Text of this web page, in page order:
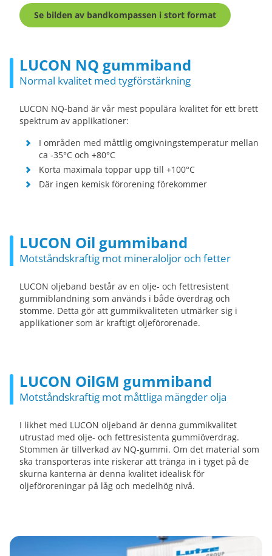
Se bilden av bandkompassen i stort format
LUCON NQ gummiband
Normal kvalitet med tygförstärkning
LUCON NQ-band är vår mest populära kvalitet för ett brett
spektrum av applikationer:
I områden med måttlig omgivningstemperatur mellan
ca -35°C och +80°C
Korta maximala toppar upp till +100°C
Där ingen kemisk förorening förekommer
LUCON Oil gummiband
Motståndskraftig mot mineraloljor och fetter
LUCON oljeband består av en olje- och fettresistent
gummiblandning som används i både överdrag och
stomme. Detta gör att gummikvaliteten utmärker sig i
applikationer som är kraftigt oljeförorenade.
LUCON OilGM gummiband
Motståndskraftig mot måttliga mängder olja
I likhet med LUCON oljeband är denna gummikvalitet
utrustad med olje- och fettresistenta gummiöverdrag.
Stommen är tillverkad av NQ-gummi. Om det material som
ska transporteras inte riskerar att tränga in i tyget på de
skurna kanterna är denna kvalitet idealisk för
oljeföroreningar på låg och medelhög nivå.